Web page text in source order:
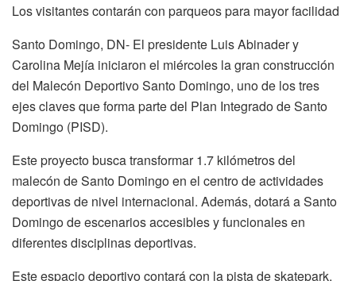
Los visitantes contarán con parqueos para mayor facilidad
Santo Domingo, DN- El presidente Luis Abinader y
Carolina Mejía iniciaron el miércoles la gran construcción
del Malecón Deportivo Santo Domingo, uno de los tres
ejes claves que forma parte del Plan Integrado de Santo
Domingo (PISD).
Este proyecto busca transformar 1.7 kilómetros del
malecón de Santo Domingo en el centro de actividades
deportivas de nivel internacional. Además, dotará a Santo
Domingo de escenarios accesibles y funcionales en
diferentes disciplinas deportivas.
Este espacio deportivo contará con la pista de skatepark,